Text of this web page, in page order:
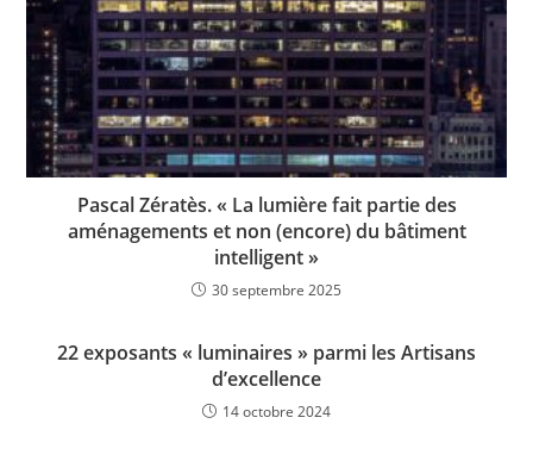
Pascal Zératès. « La lumière fait partie des
aménagements et non (encore) du bâtiment
intelligent »
30 septembre 2025
22 exposants « luminaires » parmi les Artisans
d’excellence
14 octobre 2024